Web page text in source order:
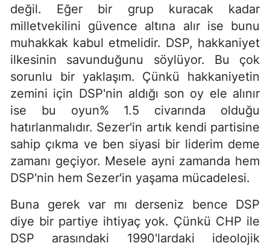
değil. Eğer bir grup kuracak kadar
milletvekilini güvence altına alır ise bunu
muhakkak kabul etmelidir. DSP, hakkaniyet
ilkesinin savunduğunu söylüyor. Bu çok
sorunlu bir yaklaşım. Çünkü hakkaniyetin
zemini için DSP'nin aldığı son oy ele alınır
ise bu oyun% 1.5 civarında olduğu
hatırlanmalıdır. Sezer'in artık kendi partisine
sahip çıkma ve ben siyasi bir liderim deme
zamanı geçiyor. Mesele ayni zamanda hem
DSP'nin hem Sezer'in yaşama mücadelesi.
Buna gerek var mı derseniz bence DSP
diye bir partiye ihtiyaç yok. Çünkü CHP ile
DSP arasındaki 1990'lardaki ideolojik